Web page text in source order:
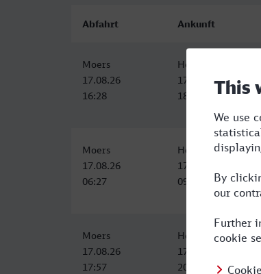
Abfahrt Ankunft
Moers
17.08.26
16:28
Herford
17.08.26
18:58
Moers
17.08.26
06:27
Herford
17.08.26
09:07
Moers
17.08.26
17:57
Herford
17.08.26
20:41